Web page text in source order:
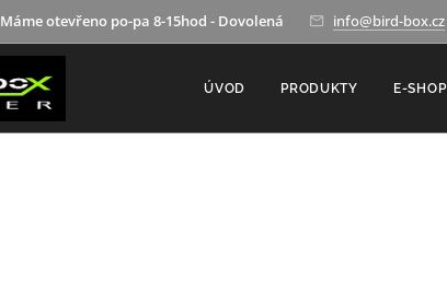
Máme otevřeno po-pa 8-15hod - Dovolená info@bird-box.cz
ÚVOD PRODUKTY E-SHOP